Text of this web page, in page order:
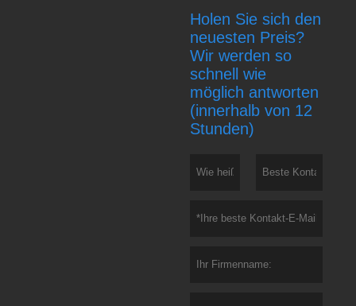
Holen Sie sich den
neuesten Preis?
Wir werden so
schnell wie
möglich antworten
(innerhalb von 12
Stunden)